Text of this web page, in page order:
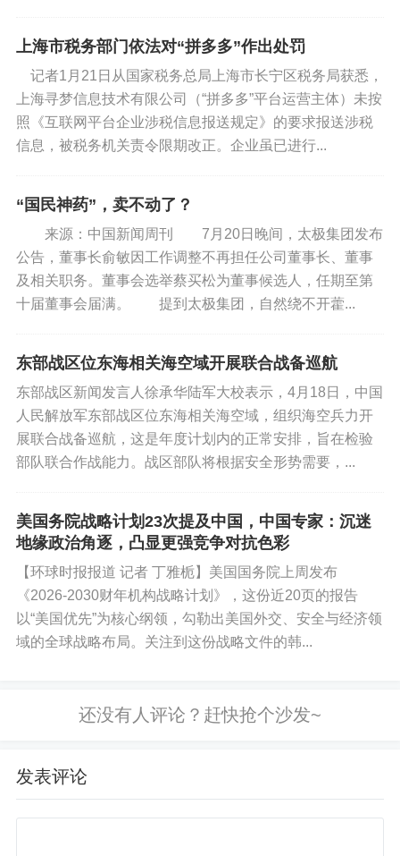
考试，考试名称改为“学业质量抽测”，在原来统考试
卷的基础上，学校替换了其中5分的题目。此外，区
里还会抽取三到五成试卷统一阅卷，并将平均分反
馈给学校。
量，但在过去的实践中，统考的排名被过度重视，
学情诊断功能被弱化了。”浙江大学科举学与考试研
究中心副主任李木洲对《中国新闻周刊》表示。刘
然认为，统考与分数排名、考核奖惩等挂钩后，这
把原本用来衡量教学质量的“尺子”，逐渐变了味。
白露对《中国新闻周刊》介绍，此前每学期的
全区统考结束后，不会公布具体名次，而是将学生
的成绩划分为10多个等级。但每逢新学期，教师会
收到上学期的班级统考平均分，校领导也会依据平
均分的排名变化，对教师进行奖惩。教师也会将考
了提升成绩，不少教师会挤占非考试科目的课时，
甚至设法押题、透题。“小学生都如临高考，陷入‘内
卷式’竞争，师生身心俱疲。”她说。
“取消统考，是为了遏制学校间的比拼。”王烽介
绍，过去各地以统考成绩为依据，教育局对学校排
些问题都未得到有效解决。
事实上，这并非教育部首次对中小学生考试问
题出手。2021年8月，教育部发布的《关于加强义务
上海市税务部门依法对“拼多多”作出处罚
记者1月21日从国家税务总局上海市长宁区税务局获悉，
上海寻梦信息技术有限公司（“拼多多”平台运营主体）未按
照《互联网平台企业涉税信息报送规定》的要求报送涉税
信息，被税务机关责令限期改正。企业虽已进行...
“国民神药”，卖不动了？
来源：中国新闻周刊 7月20日晚间，太极集团发布
公告，董事长俞敏因工作调整不再担任公司董事长、董事
及相关职务。董事会选举蔡买松为董事候选人，任期至第
十届董事会届满。 提到太极集团，自然绕不开藿...
东部战区位东海相关海空域开展联合战备巡航
东部战区新闻发言人徐承华陆军大校表示，4月18日，中国
人民解放军东部战区位东海相关海空域，组织海空兵力开
展联合战备巡航，这是年度计划内的正常安排，旨在检验
部队联合作战能力。战区部队将根据安全形势需要，...
美国务院战略计划23次提及中国，中国专家：沉迷
地缘政治角逐，凸显更强竞争对抗色彩
【环球时报报道 记者 丁雅栀】美国国务院上周发布
《2026-2030财年机构战略计划》，这份近20页的报告
以“美国优先”为核心纲领，勾勒出美国外交、安全与经济领
域的全球战略布局。关注到这份战略文件的韩...
发表评论